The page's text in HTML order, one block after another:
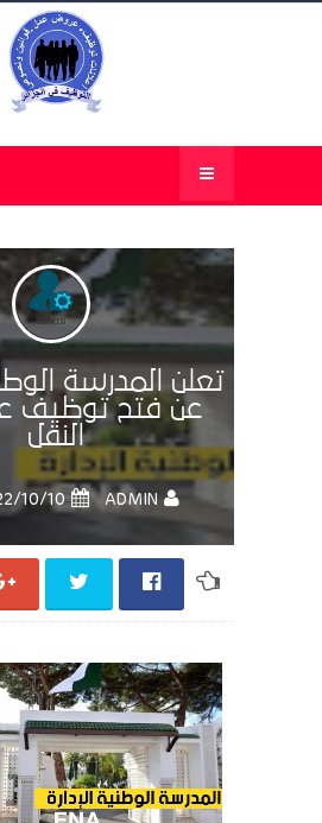
تعلن المدرسة
عن فتح توظيف
النقل
ADMIN
10‏/10‏/2022